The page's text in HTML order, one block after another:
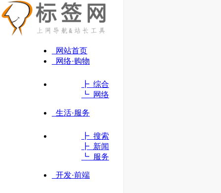
网站首页
网络·购物
┣ 综合
┗ 网络
生活·服务
┣ 搜索
┣ 新闻
┗ 服务
开发·前端